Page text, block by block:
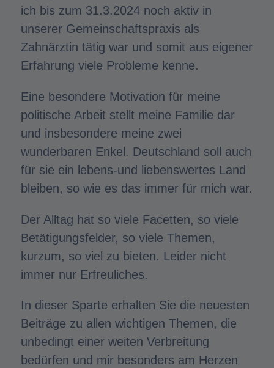
ich bis zum 31.3.2024 noch aktiv in
unserer Gemeinschaftspraxis als
Zahnärztin tätig war und somit aus eigener
Erfahrung viele Probleme kenne.
Eine besondere Motivation für meine
politische Arbeit stellt meine Familie dar
und insbesondere meine zwei
wunderbaren Enkel. Deutschland soll auch
für sie ein lebens-und liebenswertes Land
bleiben, so wie es das immer für mich war.
Der Alltag hat so viele Facetten, so viele
Betätigungsfelder, so viele Themen,
kurzum, so viel zu bieten. Leider nicht
immer nur Erfreuliches.
In dieser Sparte erhalten Sie die neuesten
Beiträge zu allen wichtigen Themen, die
unbedingt einer weiten Verbreitung
bedürfen und mir besonders am Herzen